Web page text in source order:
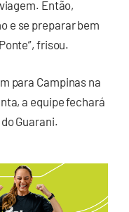
Então,
e se preparar bem
frisou.
para Campinas na
a equipe fechará
Guarani.